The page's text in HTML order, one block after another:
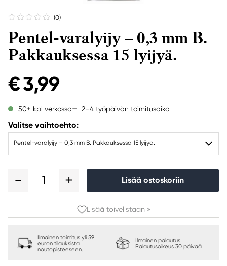
(0)
Pentel-varalyijy – 0,3 mm B.
Pakkauksessa 15 lyijyä.
€ 3,99
50+ kpl verkossa 2–4 työpäivän toimitusaika
Valitse vaihtoehto:
Pentel-varalyijy – 0,3 mm B. Pakkauksessa 15 lyijyä.
1 Lisää ostoskoriin
Lisää toivelistaan »
Ilmainen toimitus yli 59
euron tilauksista
noutopisteeseen.
Ilmainen palautus.
Palautusoikeus 30 päivää